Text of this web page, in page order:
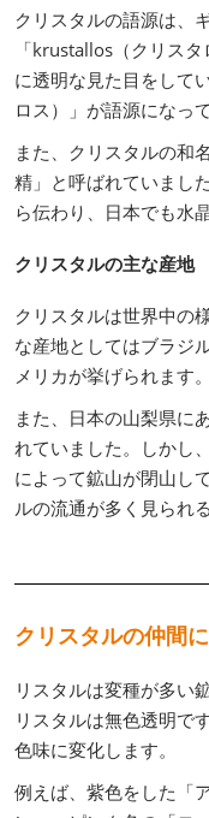
クリスタルの語源は、
「krustallos（クリス
に透明な見た目をして
ロス）」が語源になっ
また、クリスタルの和
精」と呼ばれていまし
ら伝わり、日本でも水
クリスタルの主な産地
クリスタルは世界中の
な産地としてはブラジ
メリカが挙げられます。
また、日本の山梨県に
れていました。しかし
によって鉱山が閉山し
ルの流通が多く見られ
クリスタルの仲間
リスタルは変種が多い
リスタルは無色透明で
色味に変化します。
例えば、紫色をした「